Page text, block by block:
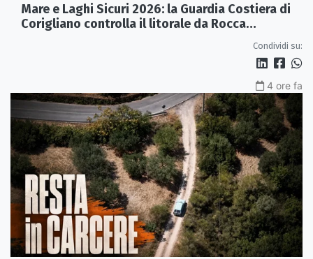
Mare e Laghi Sicuri 2026: la Guardia Costiera di
Corigliano controlla il litorale da Rocca
Condividi su:
4 ore fa